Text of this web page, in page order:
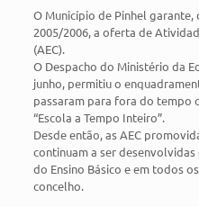
O Município de Pinhel
2005/2006, a oferta de
(AEC).
O Despacho do Ministério da
junho, permitiu o
passaram para fora do tempo
“Escola a Tempo Inteiro”.
Desde então, as AEC
continuam a ser desenvolvidas
do Ensino Básico e em todos
concelho.